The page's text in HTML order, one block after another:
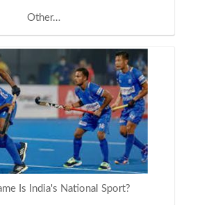
Other…
Is India's National Sport?